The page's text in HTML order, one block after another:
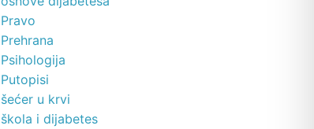
Pravo
Prehrana
Psihologija
Putopisi
šećer u krvi
škola i dijabetes